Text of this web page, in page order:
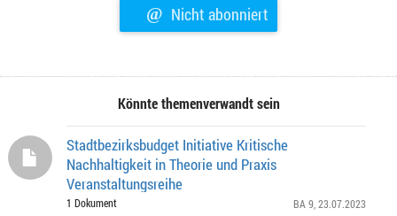
@ Nicht abonniert
Könnte themenverwandt sein
Stadtbezirksbudget Initiative Kritische
Nachhaltigkeit in Theorie und Praxis
Veranstaltungsreihe
1 Dokument BA 9 , 23.07.2023